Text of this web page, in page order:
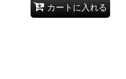
カートに入れる